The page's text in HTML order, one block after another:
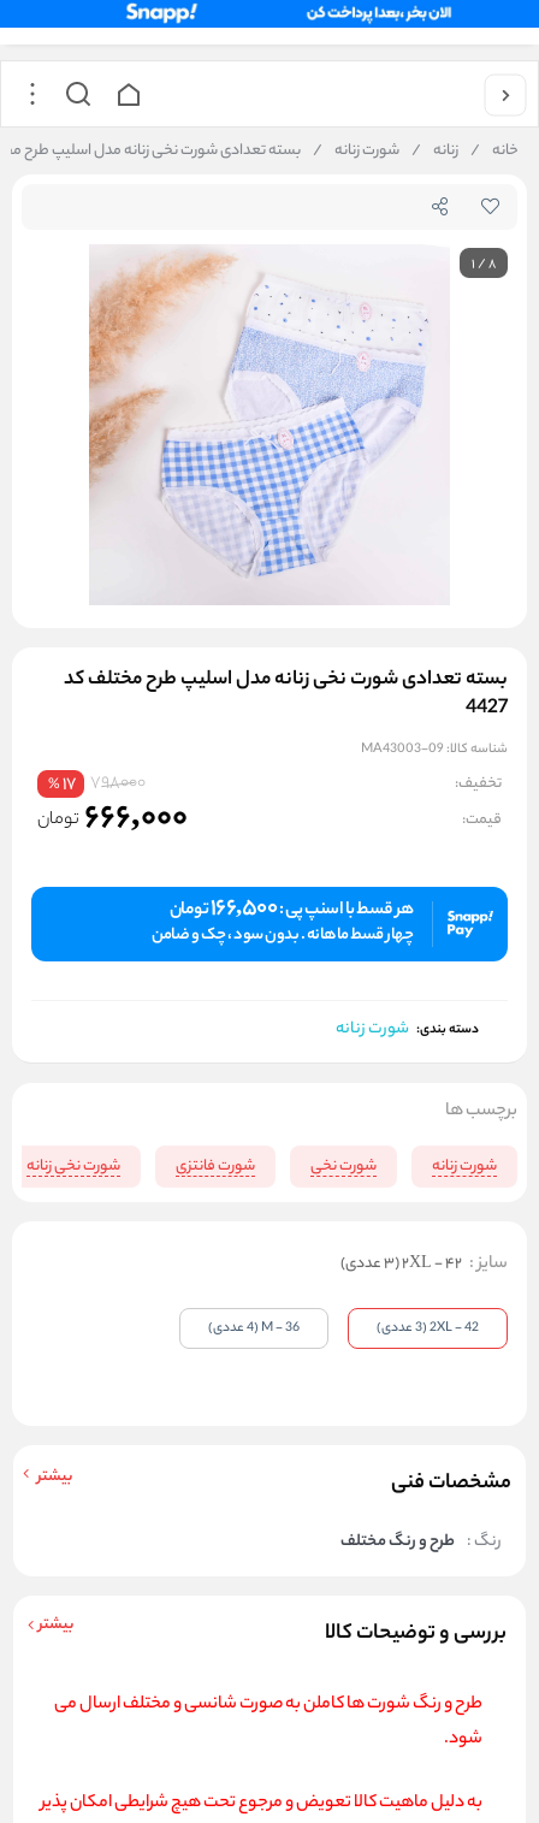
خانه / زنانه / شورت زنانه / بسته تعدادی شورت نخی زنانه مدل اسلیپ طرح مختلف
1/8
بسته تعدادی شورت نخی زنانه مدل اسلیپ طرح مختلف کد
4427
شناسه کالا: MA43003-09
تخفیف: 798000
17
%
قیمت: 666,000 تومان
هر قسط با اسنپ پی :166,500تومان
چهار قسط ماهانه . بدون سود ، چک و ضامن
دسته بندی: شورت زنانه
مشخصات فنی بیشتر
رنگ : طرح و رنگ مختلف
بررسی و توضیحات کالا بیشتر
طرح و رنگ شورت ها کاملن به صورت شانسی و مختلف ارسال می
شود.
به دلیل ماهیت کالا تعویض و مرجوع تحت هیچ شرایطی امکان پذیر
برچسب ها
شورت زنانه شورت نخی شورت فانتزی شورت نخی زنانه
سایز: 2XL - 42 (3 عددی)
2XL - 42 (3 عددی) M - 36 (4 عددی)